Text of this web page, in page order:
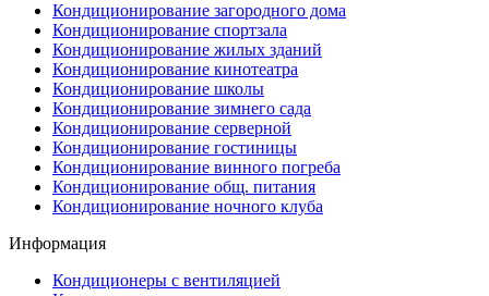
Кондиционирование загородного дома
Кондиционирование спортзала
Кондиционирование жилых зданий
Кондиционирование кинотеатра
Кондиционирование школы
Кондиционирование зимнего сада
Кондиционирование серверной
Кондиционирование гостиницы
Кондиционирование винного погреба
Кондиционирование общ. питания
Кондиционирование ночного клуба
Информация
Кондиционеры с вентиляцией